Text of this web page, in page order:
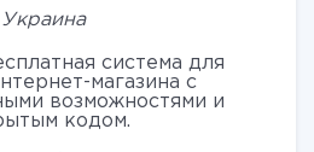
Украина
система для
магазина с
возможностями и
кодом.